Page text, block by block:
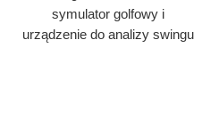
symulator golfowy i
urządzenie do analizy swingu